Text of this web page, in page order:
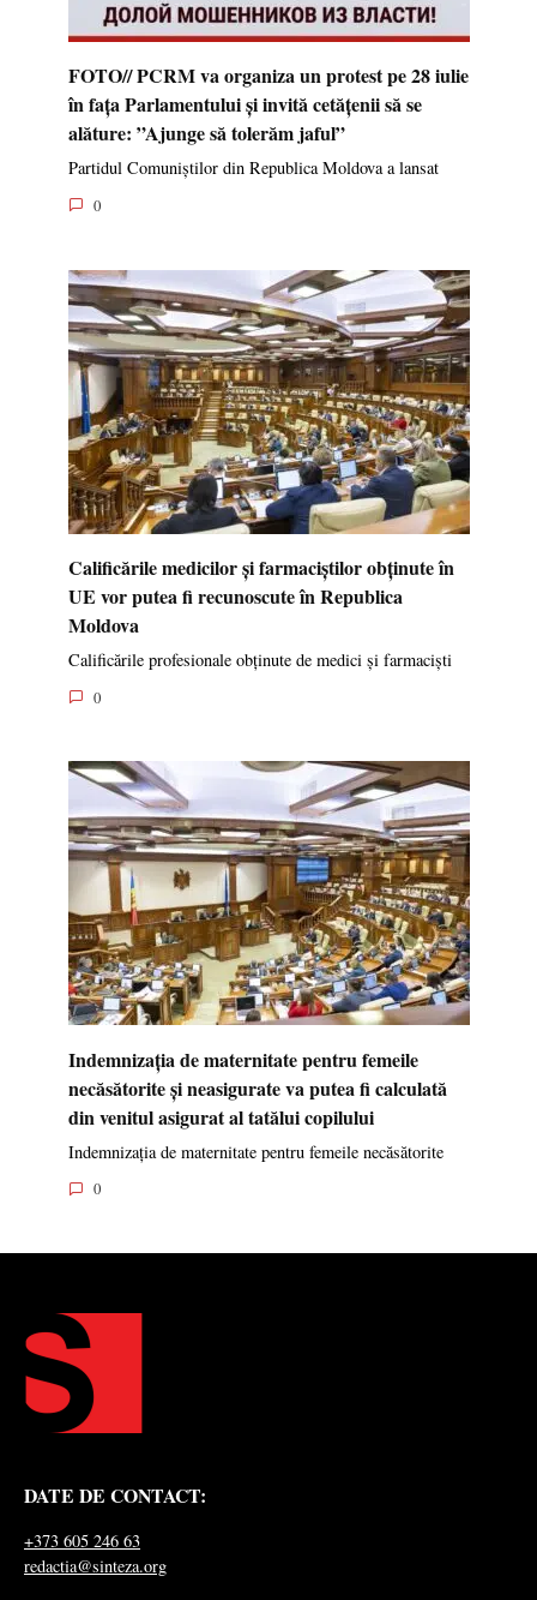
FOTO// PCRM va organiza un protest pe 28 iulie
în fața Parlamentului și invită cetățenii să se
alăture: ”Ajunge să tolerăm jaful”
Partidul Comuniștilor din Republica Moldova a lansat
0
Calificările medicilor și farmaciștilor obținute în
UE vor putea fi recunoscute în Republica
Moldova
Calificările profesionale obținute de medici și farmaciști
0
Indemnizația de maternitate pentru femeile
necăsătorite și neasigurate va putea fi calculată
din venitul asigurat al tatălui copilului
Indemnizația de maternitate pentru femeile necăsătorite
0
DATE DE CONTACT:
+373 605 246 63
redactia@sinteza.org